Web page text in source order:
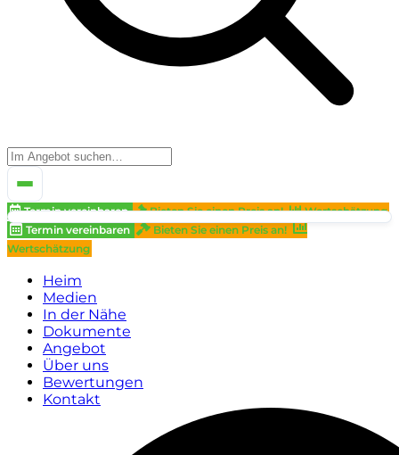
Termin vereinbaren Bieten Sie einen Preis an!
Wertschätzung
Termin vereinbaren
Bieten Sie einen Preis an!
Wertschätzung
Heim
Medien
In der Nähe
Dokumente
Angebot
Über uns
Bewertungen
Kontakt